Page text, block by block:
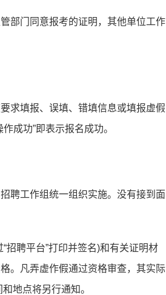
部门同意报考的证明，其他单位工作
求填报、误填、错填信息或填报虚假
成功”即表示报名成功。
聘工作组统一组织实施。没有接到面
招聘平台”打印并签名)和有关证明材
。凡弄虚作假通过资格审查，其实际
地点将另行通知。